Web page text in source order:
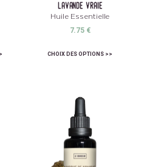
lavande vraie
Huile Essentielle
7.75 €
CHOIX DES OPTIONS